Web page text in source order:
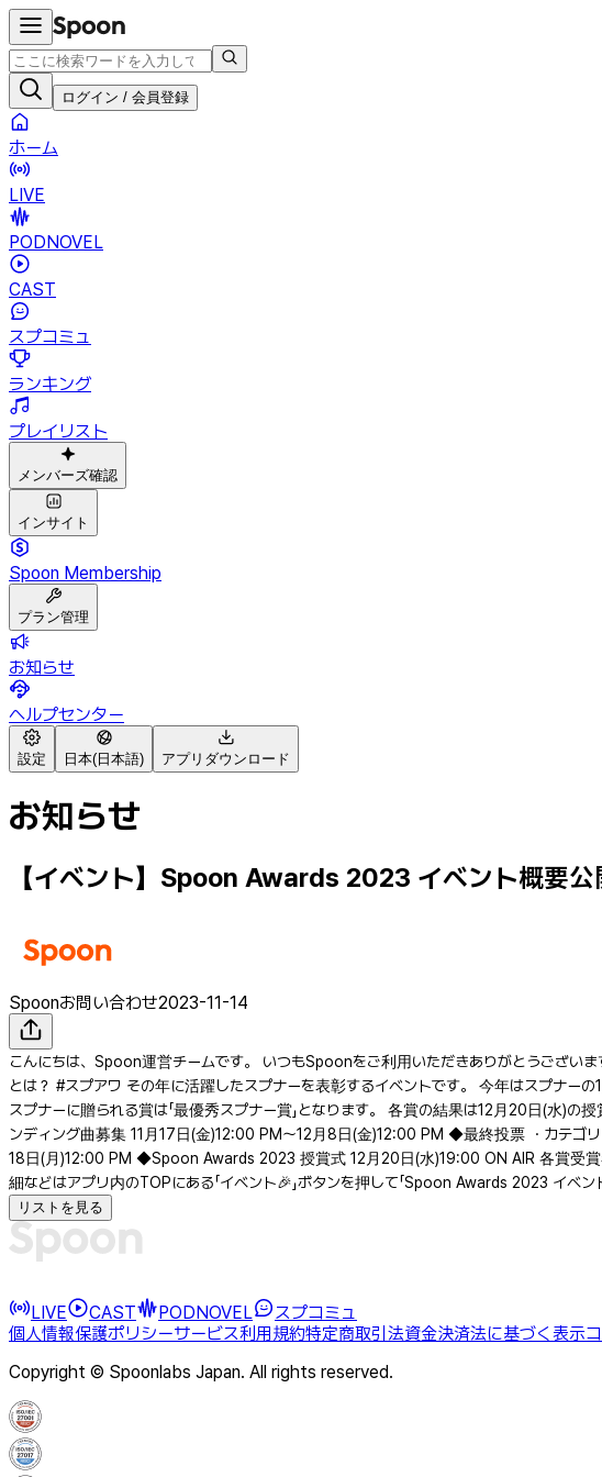
ログイン / 会員登録
ホーム
LIVE
PODNOVEL
CAST
スプコミュ
ランキング
プレイリスト
メンバーズ確認
インサイト
Spoon Membership
プラン管理
お知らせ
ヘルプセンター
設定 日本(日本語) アプリダウンロード
お知らせ
【イベント】Spoon Awards 2023 イベント概要
Spoonお問い合わせ2023-11-14
こんにちは、Spoon運営チームです。 いつもSpoonをご利用いただきありがとうござ
とは？ #スプアワ その年に活躍したスプナーを表彰するイベントです。 今年はスプナーの1
スプナーに贈られる賞は「最優秀スプナー賞」となります。 各賞の結果は12月20日(水)
ンディング曲募集 11月17日(金)12:00 PM〜12月8日(金)12:00 PM ◆最終投票 ・カテ
18日(月)12:00 PM ◆Spoon Awards 2023 授賞式 12月20日(水)19:00 ON AIR 各賞受賞
細などはアプリ内のTOPにある「イベント🎉」ボタンを押して「Spoon Awards 2023 イベ
リストを見る
LIVE CAST PODNOVEL
スプコミュ
個人情報保護ポリシーサービス利用規約特定商取引法資金決済法に基づく表示
Copyright © Spoonlabs Japan. All rights reserved.